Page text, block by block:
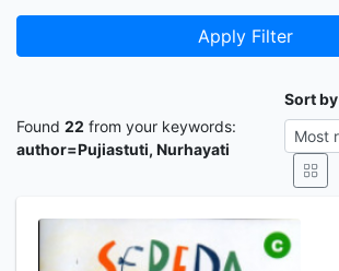
Apply Filter
Found 22 from your keywords:
author=Pujiastuti, Nurhayati
Sort by